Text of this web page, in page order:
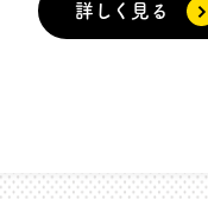
詳しく見る